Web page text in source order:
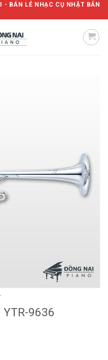
- BÁN LẺ NHẠC CỤ NHẬT BẢN
9636